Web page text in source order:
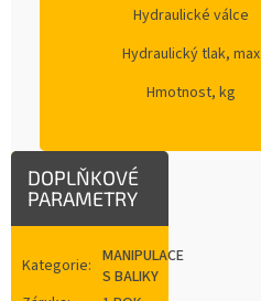
Hydraulické válce
Hydraulický tlak, max
Hmotnost, kg
DOPLŇKOVÉ
PARAMETRY
Kategorie: MANIPULACE
S BALIKY